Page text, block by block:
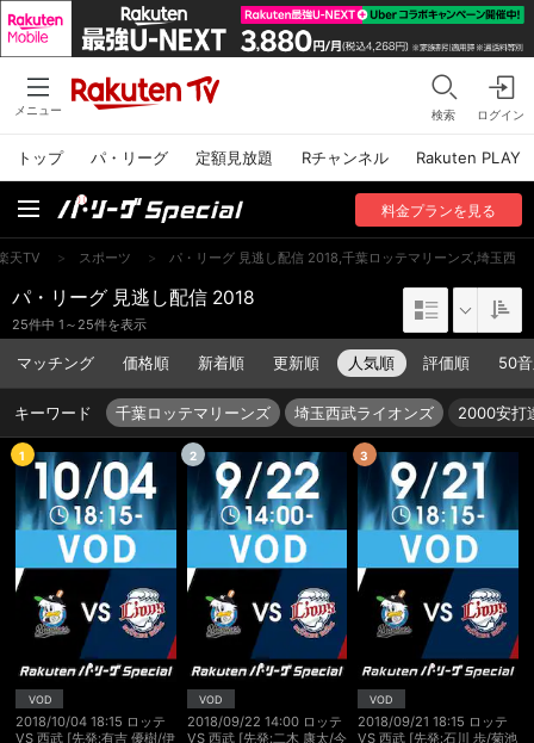
メニュー 検索 ログイン
トップ パ・リーグ 定額見放題 Rチャンネル Rakuten PLAY
料金プランを見る
天TV > スポーツ > パ・リーグ 見逃し配信 2018,千葉ロッテマリーンズ,埼玉西武
パ・リーグ 見逃し配信 2018
25件中 1～25件を表示
マッチング 価格順 新着順 更新順 人気順 評価順 50
キーワード 千葉ロッテマリーンズ 埼玉西武ライオンズ 2000安打
VOD
1
2018/10/04 18:15 ロッテ
VS 西武 [先発:有吉 優樹/伊
VOD
2
2018/09/22 14:00 ロッテ
VS 西武 [先発:二木 康太/今
VOD
3
2018/09/21 18:15 ロッテ
VS 西武 [先発:石川 歩/菊池